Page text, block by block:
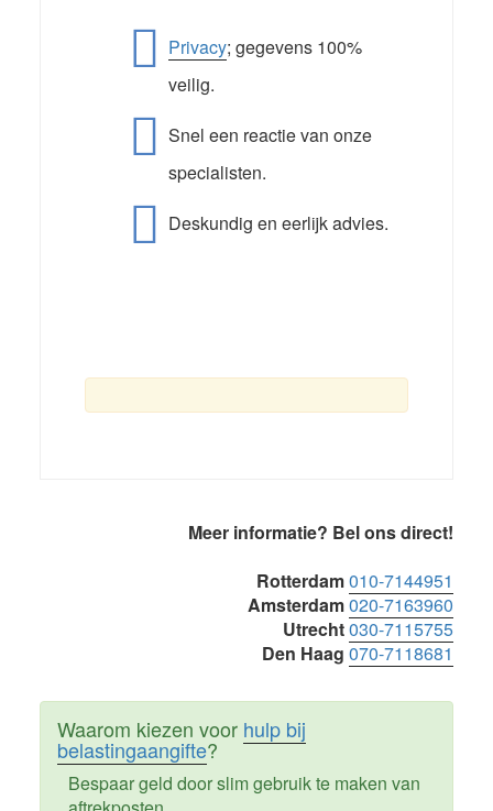
Privacy; gegevens 100%
veilig.
Snel een reactie van onze
specialisten.
Deskundig en eerlijk advies.
Meer informatie? Bel ons direct!
Rotterdam010-7144951
Amsterdam020-7163960
Utrecht030-7115755
Den Haag 070-7118681
Waarom kiezen voor hulp bij
belastingaangifte?
Bespaar geld door slim gebruik te maken van